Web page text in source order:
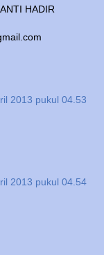
HADIR
2013 pukul 04.53
2013 pukul 04.54